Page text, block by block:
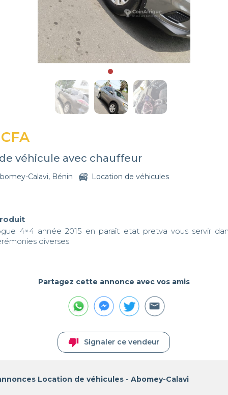
véhicule avec chauffeur
Calavi, Bénin Location de véhicules
4×4 année 2015 en paraît etat pretva vous servir
diverses
Partagez cette annonce avec vos amis
thumb_down Signaler ce vendeur
Location de véhicules - Abomey-Calavi